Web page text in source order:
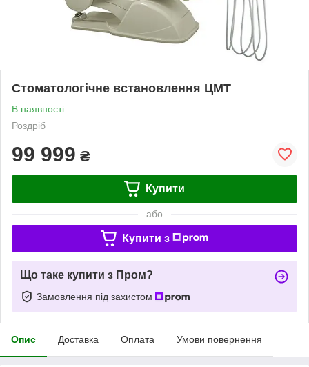
Стоматологічне встановлення ЦМТ
В наявності
Роздріб
99 999 ₴
Купити
або
Купити з
Що таке купити з Пром?
Замовлення під захистом
Опис Доставка Оплата Умови повернення